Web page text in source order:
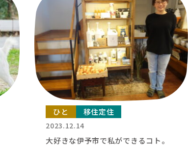
ひと 移住定住
2023.12.14
大好きな伊予市で私ができるコト。